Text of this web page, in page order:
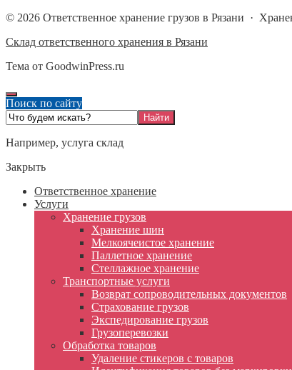
© 2026 Ответственное хранение грузов в Рязани ·
Склад ответственного хранения в Рязани
Тема от GoodwinPress.ru
Поиск по сайту
Например, услуга склад
Закрыть
Ответственное хранение
Услуги
Хранение грузов
Хранение шин
Мелкоячеистое хранение
Паллетное хранение
Стеллажное хранение
Транспортные услуги
Возврат сопроводительных документов
Страхование грузов
Экспедирование грузов
Грузоперевозки
Обработка товаров
Удаление стикеров с товаров